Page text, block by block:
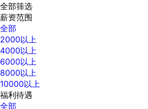
全部筛选
薪资范围
全部
2000以上
4000以上
6000以上
8000以上
10000以上
福利待遇
全部